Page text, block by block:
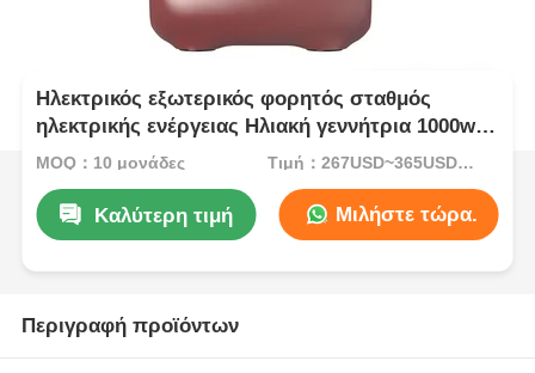
Ηλεκτρικός εξωτερικός φορητός σταθμός
ηλεκτρικής ενέργειας Ηλιακή γεννήτρια 1000w
Εξωτερική αποθήκευση ενέργειας
MOQ：10 μονάδες Τιμή：267USD~365USD PER UNITS
Καλύτερη τιμή Μιλήστε τώρα.
Περιγραφή προϊόντων